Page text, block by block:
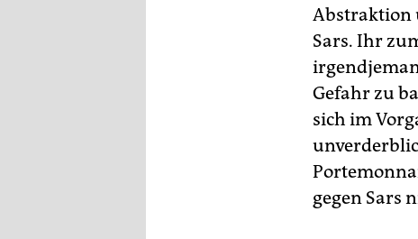
Abstraktion
Sars. Ihr
Gefahr zu
sich im
gegen Sars